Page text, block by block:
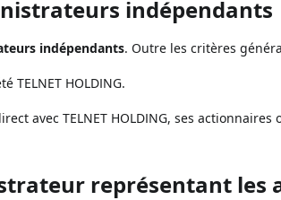
indépendants
indépendants. Outre les critères
TELNET HOLDING.
avec TELNET HOLDING, ses
représentant les